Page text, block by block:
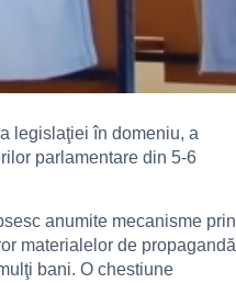
legislaţiei în domeniu, a
parlamentare din 5-6
anumite mecanisme prin
materialelor de propagandă
bani. O chestiune